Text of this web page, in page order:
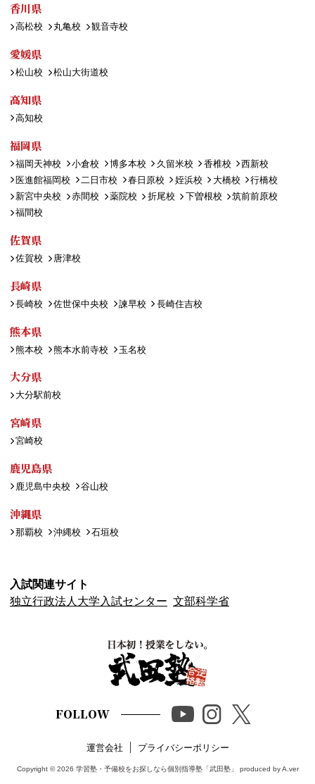
香川県
高松校 丸亀校 観音寺校
愛媛県
松山校 松山大街道校
高知県
高知校
福岡県
福岡天神校 小倉校 博多本校 久留米校 香椎校
西新校
医進館福岡校
二日市校 春日原校 姪浜校 大橋校
行橋校
新宮中央校
赤間校 薬院校 折尾校 下曽根校
筑前前原校
福間校
佐賀県
佐賀校 唐津校
長崎県
長崎校 佐世保中央校 諫早校 長崎住吉校
熊本県
熊本校 熊本水前寺校 玉名校
大分県
大分駅前校
宮崎県
宮崎校
鹿児島県
鹿児島中央校 谷山校
沖縄県
那覇校 沖縄校 石垣校
入試関連サイト
独立行政法人大学入試センター 文部科学省
FOLLOW
運営会社 プライバシーポリシー
Copyright © 2026 学習塾・予備校をお探しなら個別指導塾「武田塾」 produced by A.ver